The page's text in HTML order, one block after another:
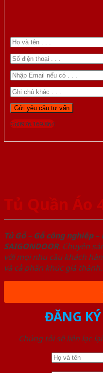
Gọi 0976.169.864
Tủ Quần Áo
Tủ Gỗ – Gỗ công nghiêp
SAIGONDOOR. Chuyên
với mọi nhu cầu khách
và cả phân khúc giá thành.
ĐĂNG
Chúng tôi sẽ liên lạc